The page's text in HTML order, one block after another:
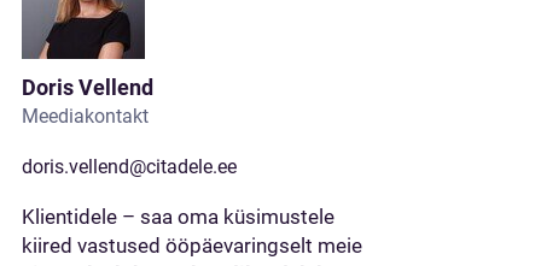
Doris Vellend
Meediakontakt
doris.vellend@citadele.ee
Klientidele – saa oma küsimustele
kiired vastused ööpäevaringselt meie